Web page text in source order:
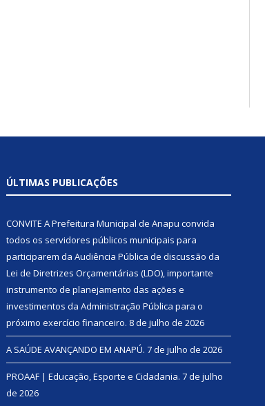
ÚLTIMAS PUBLICAÇÕES
CONVITE A Prefeitura Municipal de Anapu convida
todos os servidores públicos municipais para
participarem da Audiência Pública de discussão da
Lei de Diretrizes Orçamentárias (LDO), importante
instrumento de planejamento das ações e
investimentos da Administração Pública para o
próximo exercício financeiro. 8 de julho de 2026
A SAÚDE AVANÇANDO EM ANAPÚ. 7 de julho de 2026
PROAAF | Educação, Esporte e Cidadania. 7 de julho
de 2026